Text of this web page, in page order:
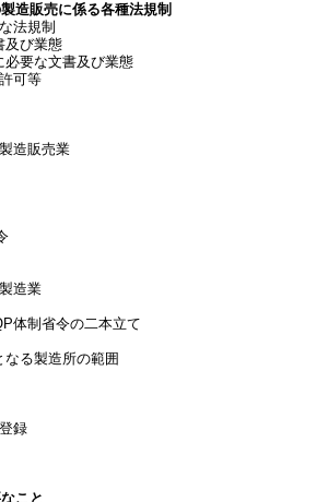
造販売に係る各種法規制
法規制
び業態
要な文書及び業態
可等
造販売業
造業
制省令の二本立て
る製造所の範囲
録
こと